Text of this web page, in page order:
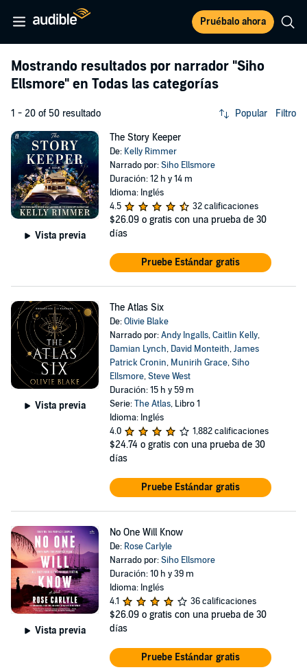
Pruébalo ahora
Mostrando resultados por narrador "Siho
Ellsmore" en Todas las categorías
1 - 20 of 50 resultado Popular Filtro
Vista previa
The Story Keeper
De: Kelly Rimmer
Narrado por:Siho Ellsmore
Duración: 12 h y 14 m
Idioma: Inglés
4.5
32 calificaciones
$26.09 o gratis con una prueba de 30
días
Pruebe Estándar gratis
Vista previa
The Atlas Six
De:Olivie Blake
Narrado por:Andy Ingalls,Caitlin Kelly,
Damian Lynch, David Monteith,James
Patrick Cronin, Munirih Grace,Siho
Ellsmore,Steve West
Duración: 15 h y 59 m
Serie:The Atlas, Libro 1
Idioma: Inglés
4.0
1,882 calificaciones
$24.74 o gratis con una prueba de 30
días
Pruebe Estándar gratis
Vista previa
No One Will Know
De: Rose Carlyle
Narrado por:Siho Ellsmore
Duración: 10 h y 39 m
Idioma: Inglés
4.1
36 calificaciones
$26.09 o gratis con una prueba de 30
días
Pruebe Estándar gratis